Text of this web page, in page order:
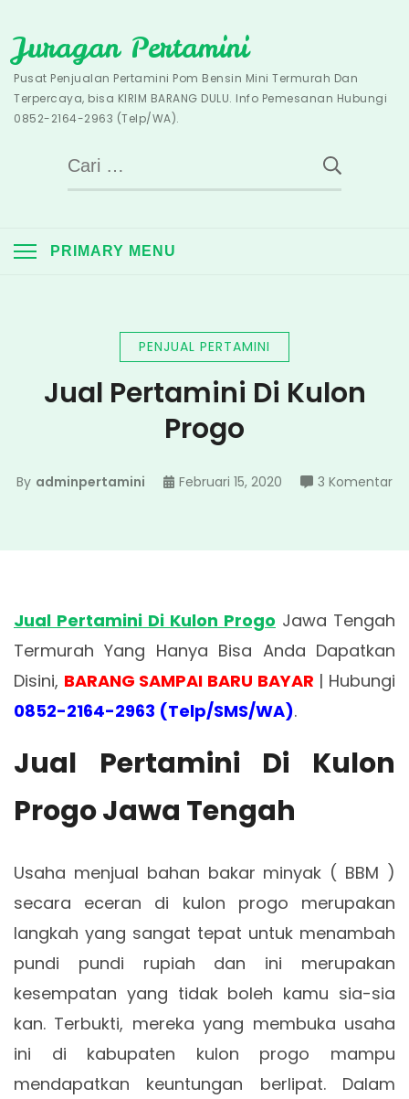
to
content
Juragan Pertamini
Pusat Penjualan Pertamini Pom Bensin Mini Termurah Dan
Terpercaya, bisa KIRIM BARANG DULU. Info Pemesanan Hubungi
0852-2164-2963 (Telp/WA).
Cari
untuk:
PRIMARY MENU
PENJUAL PERTAMINI
Jual Pertamini Di Kulon
Progo
By adminpertamini Februari 15, 2020 3 Komentar
Di
Jual Pertamini Di Kulon Progo Jawa Tengah
Termurah Yang Hanya Bisa Anda Dapatkan
Disini, BARANG SAMPAI BARU BAYAR | Hubungi
0852-2164-2963 (Telp/SMS/WA).
Jual Pertamini Di Kulon
Progo Jawa Tengah
Usaha menjual bahan bakar minyak ( BBM )
secara eceran di kulon progo merupakan
langkah yang sangat tepat untuk menambah
pundi pundi rupiah dan ini merupakan
kesempatan yang tidak boleh kamu sia-sia
kan. Terbukti, mereka yang membuka usaha
ini di kabupaten kulon progo mampu
mendapatkan keuntungan berlipat. Dalam